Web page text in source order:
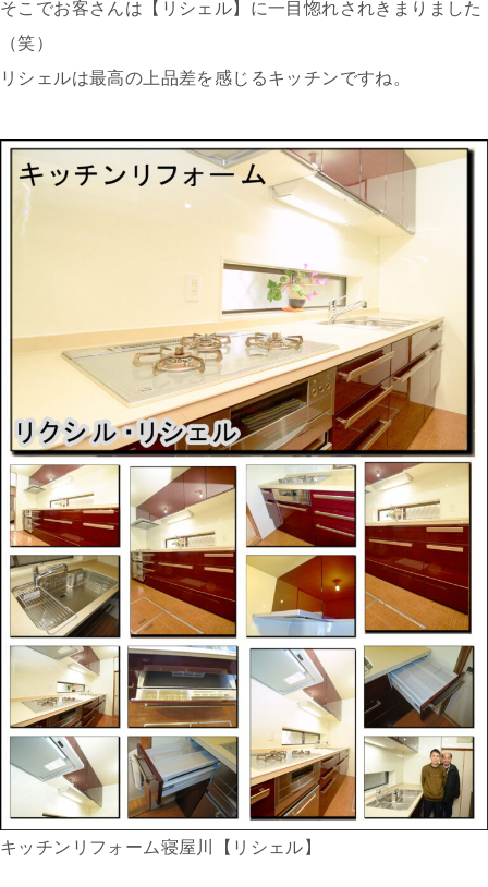
そこでお客さんは【リシェル】に一目惚れされきまりました
（笑）
リシェルは最高の上品差を感じるキッチンですね。
キッチンリフォーム寝屋川【リシェル】